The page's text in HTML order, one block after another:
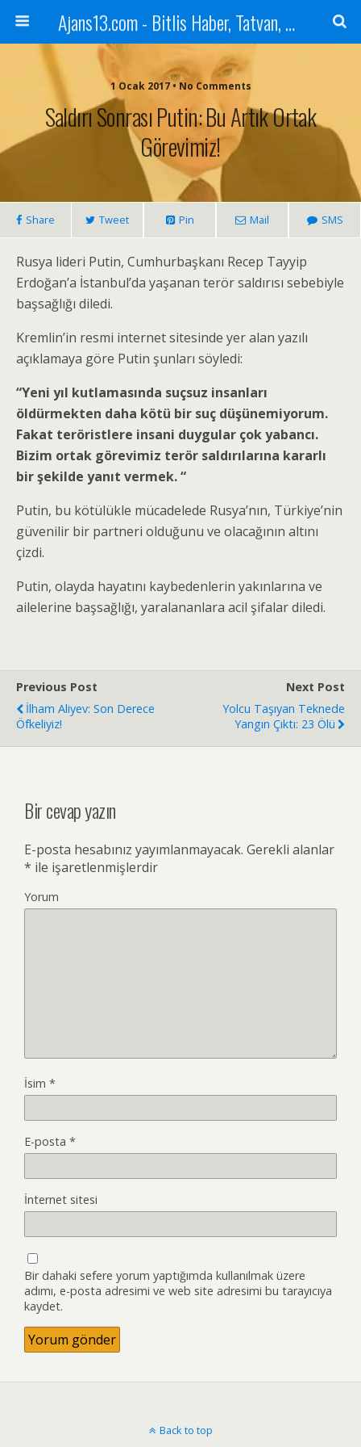
Ajans13.com - Bitlis Haber, Tatvan, Ahlat, Adilcevaz, Mutki, Hizan, Güroymak, Gazete, Ajans, 13, Haber
1 Ocak 2017 • No Comments
Saldırı Sonrası Putin: Bu Artık Ortak
Görevimiz!
Share Tweet Pin Mail SMS
Rusya lideri Putin, Cumhurbaşkanı Recep Tayyip
Erdoğan’a İstanbul’da yaşanan terör saldırısı sebebiyle
başsağlığı diledi.
Kremlin’in resmi internet sitesinde yer alan yazılı
açıklamaya göre Putin şunları söyledi:
“Yeni yıl kutlamasında suçsuz insanları
öldürmekten daha kötü bir suç düşünemiyorum.
Fakat teröristlere insani duygular çok yabancı.
Bizim ortak görevimiz terör saldırılarına kararlı
bir şekilde yanıt vermek. “
Putin, bu kötülükle mücadelede Rusya’nın, Türkiye’nin
güvenilir bir partneri olduğunu ve olacağının altını
çizdi.
Putin, olayda hayatını kaybedenlerin yakınlarına ve
ailelerine başsağlığı, yaralananlara acil şifalar diledi.
Previous Post
İlham Aliyev: Son Derece
Öfkeliyiz!
Next Post
Yolcu Taşıyan Teknede
Yangın Çıktı: 23 Ölü
Bir cevap yazın
E-posta hesabınız yayımlanmayacak. Gerekli alanlar
* ile işaretlenmişlerdir
Yorum
İsim *
E-posta *
İnternet sitesi
Bir dahaki sefere yorum yaptığımda kullanılmak üzere
adımı, e-posta adresimi ve web site adresimi bu tarayıcıya
kaydet.
Back to top